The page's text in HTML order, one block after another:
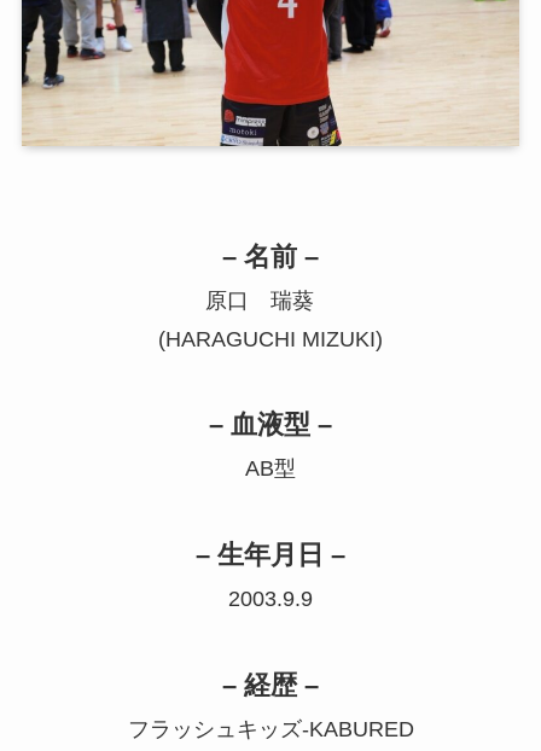
– 名前 –
原口 瑞葵
(HARAGUCHI MIZUKI)
– 血液型 –
AB型
– 生年月日 –
2003.9.9
– 経歴 –
フラッシュキッズ-KABURED